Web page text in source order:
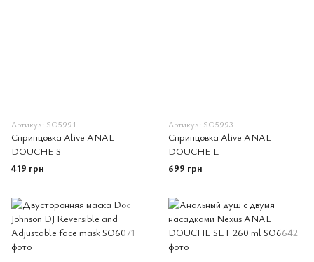
Артикул: SO5991
Спринцовка Alive ANAL
DOUCHE S
419 грн
Артикул: SO5993
Спринцовка Alive ANAL
DOUCHE L
699 грн